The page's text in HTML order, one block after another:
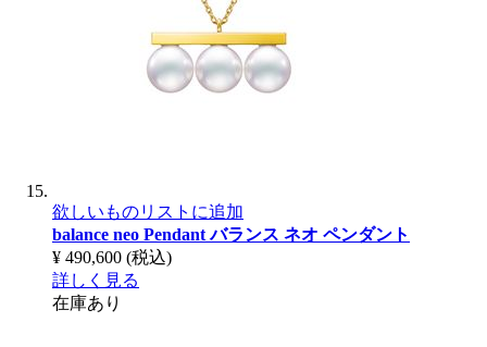
欲しいものリストに追加
balance neo Pendantバランス ネオ ペンダント
¥ 490,600 (税込)
詳しく見る
在庫あり